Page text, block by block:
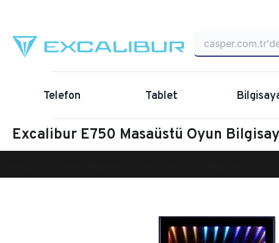
Telefon Tablet
Excalibur E750 Masaüstü Oyun